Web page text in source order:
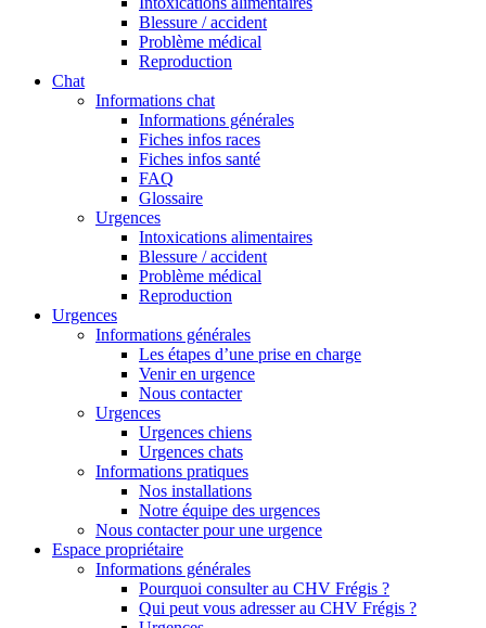
Blessure / accident
Problème médical
Reproduction
Chat
Informations chat
Informations générales
Fiches infos races
Fiches infos santé
FAQ
Glossaire
Urgences
Intoxications alimentaires
Blessure / accident
Problème médical
Reproduction
Urgences
Informations générales
Les étapes d’une prise en charge
Venir en urgence
Nous contacter
Urgences
Urgences chiens
Urgences chats
Informations pratiques
Nos installations
Notre équipe des urgences
Nous contacter pour une urgence
Espace propriétaire
Informations générales
Pourquoi consulter au CHV Frégis ?
Qui peut vous adresser au CHV Frégis ?